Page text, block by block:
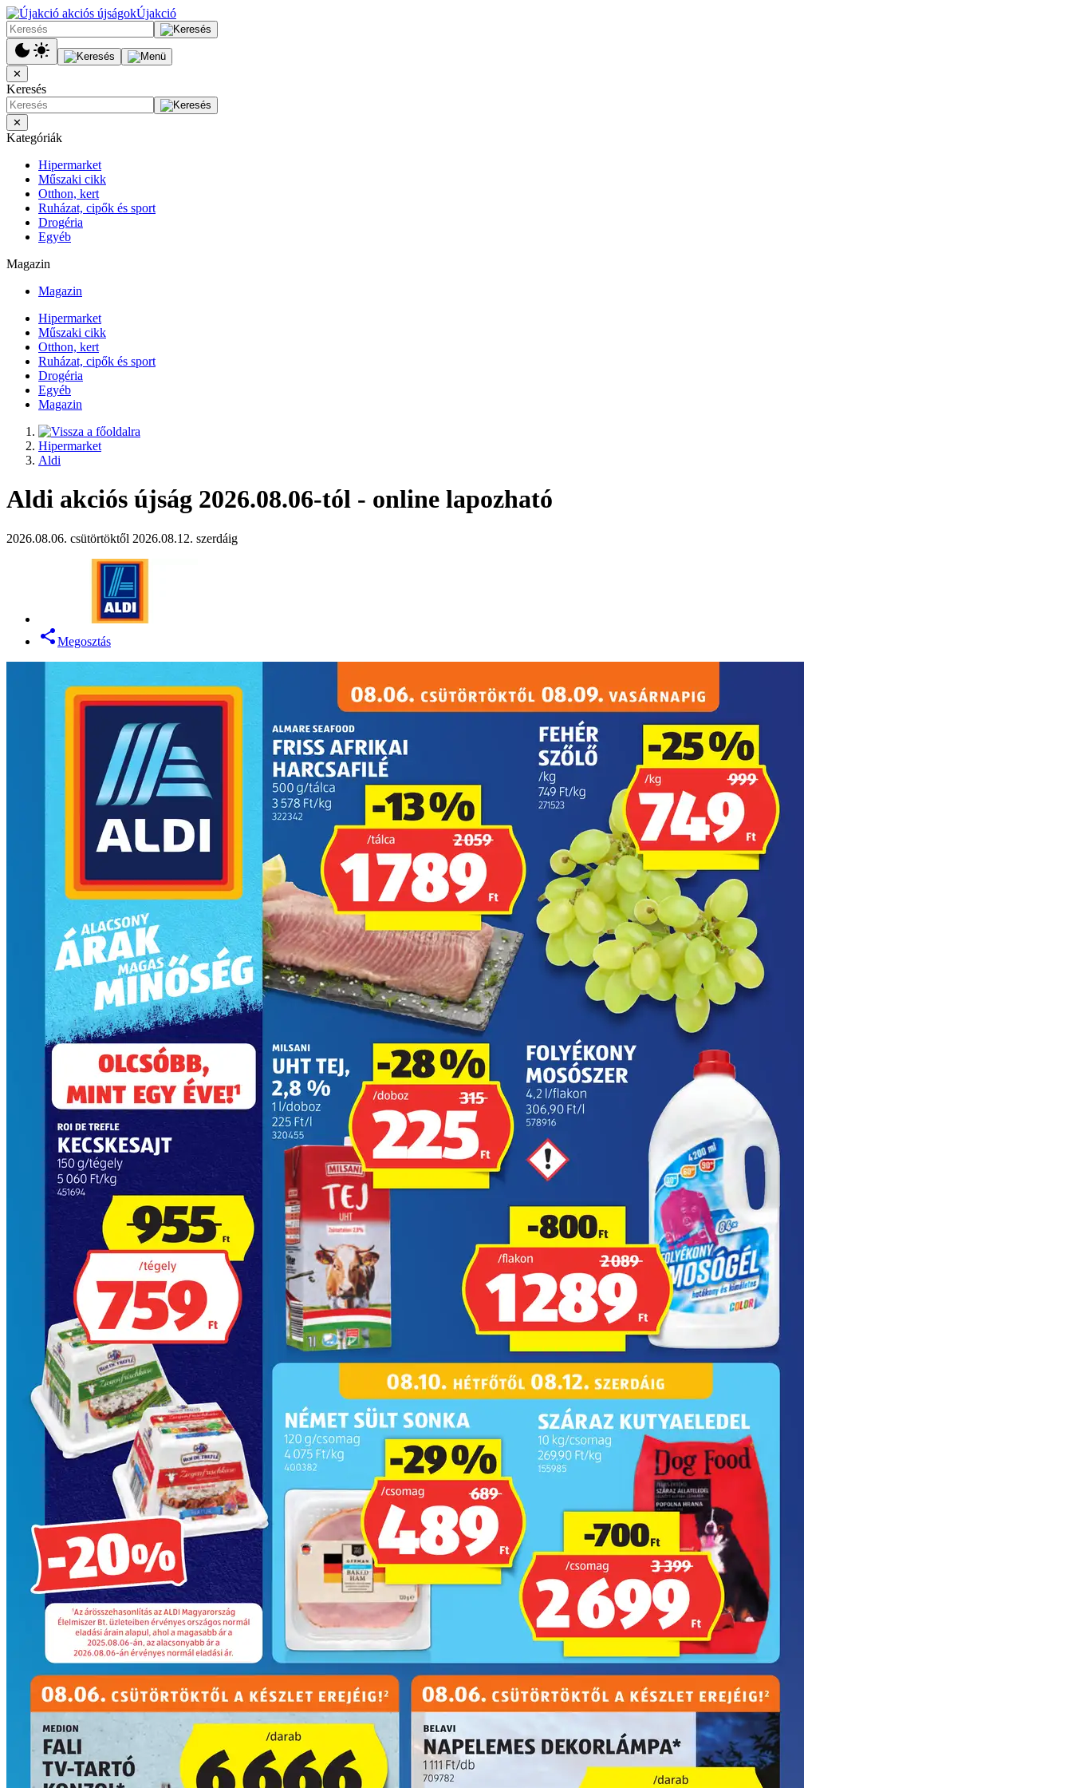
Újakció
✕
Keresés
✕
Kategóriák
Hipermarket
Műszaki cikk
Otthon, kert
Ruházat, cipők és sport
Drogéria
Egyéb
Magazin
Magazin
Hipermarket
Műszaki cikk
Otthon, kert
Ruházat, cipők és sport
Drogéria
Egyéb
Magazin
Hipermarket
Aldi
Aldi akciós újság 2026.08.06-tól - online lapozható
2026.08.06. csütörtöktől 2026.08.12. szerdáig
Megosztás